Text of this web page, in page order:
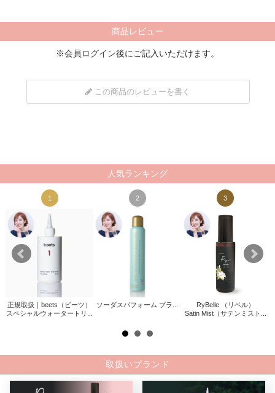
商品レビュー
※会員ログイン後にご記入いただけます。
この商品のレビューを書く
人気ランキング
1
正規取扱｜beets（ビーツ）
スペシャルウォータートリ...
2
ソーダスパフォーム プラ...
3
RyBelle （リベル）
Satin Mist（サテンミスト...
取扱いブランド